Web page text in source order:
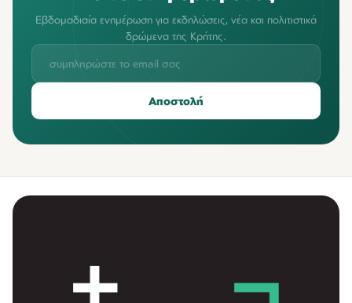
Εβδομαδιαία ενημέρωση για εκδηλώσεις, νέα και πολιτιστικά
δρώμενα της Κρήτης.
Αποστολή